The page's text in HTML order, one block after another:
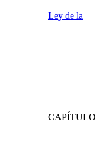
Ley de la
CAPÍTULO